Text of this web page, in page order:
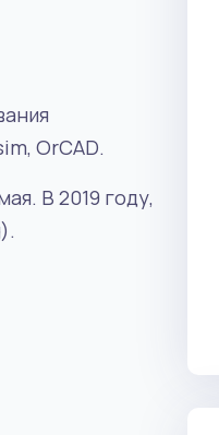
, OrCAD.
В 2019 году,